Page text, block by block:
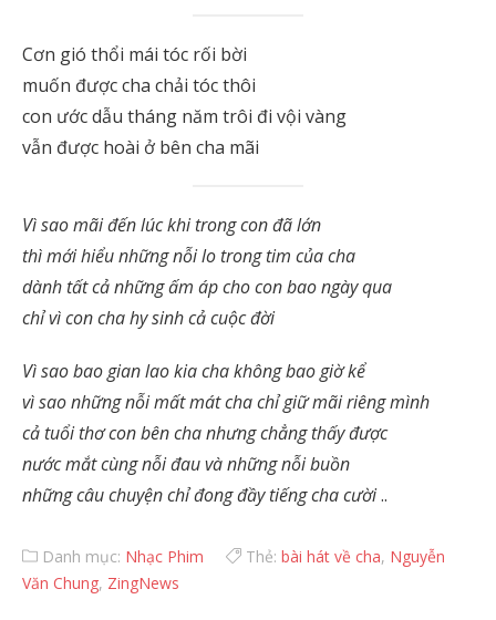
Cơn gió thổi mái tóc rối bời
muốn được cha chải tóc thôi
con ước dẫu tháng năm trôi đi vội vàng
vẫn được hoài ở bên cha mãi
Vì sao mãi đến lúc khi trong con đã lớn
thì mới hiểu những nỗi lo trong tim của cha
dành tất cả những ấm áp cho con bao ngày qua
chỉ vì con cha hy sinh cả cuộc đời
Vì sao bao gian lao kia cha không bao giờ kể
vì sao những nỗi mất mát cha chỉ giữ mãi riêng mình
cả tuổi thơ con bên cha nhưng chẳng thấy được
nước mắt cùng nỗi đau và những nỗi buồn
những câu chuyện chỉ đong đầy tiếng cha cười..
Danh mục: Nhạc Phim Thẻ: bài hát về cha, Nguyễn
Văn Chung, ZingNews